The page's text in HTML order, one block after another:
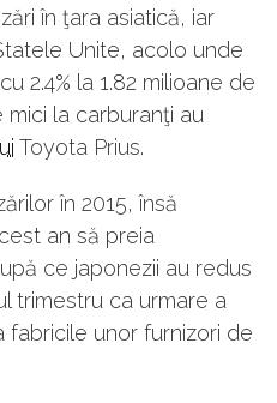
în ţara asiatică, iar
Unite, acolo unde
2.4% la 1.82 milioane de
la carburanţi au
Toyota Prius.
în 2015, însă
an să preia
ce japonezii au redus
trimestru ca urmare a
fabricile unor furnizori de